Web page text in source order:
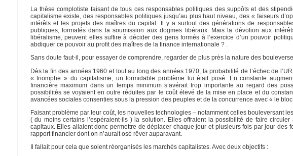
La thèse complotiste faisant de tous ces responsables politiques des suppôts et des
capitalisme existe, des responsables politiques jusqu’au plus haut niveau, des « faiseurs
intérêts et les projets des maîtres du capital. Il y a surtout des générations de
publiques, formatés dans la soumission aux dogmes libéraux. Mais la dévotion aux
libéralisme, peuvent elles suffire à décider des gens formés à l’exercice d’un pouvoir
abdiquer ce pouvoir au profit des maîtres de la finance internationale ? .
Sans doute faut-il, pour essayer de comprendre, regarder de plus près la nature des
Dès la fin des années 1960 et tout au long des années 1970, la probabilité de l’échec de
« triomphe » du capitalisme, un formidable problème lui était posé. En constante
financière maximum dans un temps minimum s’avérait trop importante au regard des
possibilités se voyaient en outre réduites par le coût élevé de la mise en place et du
avancées sociales consenties sous la pression des peuples et de la concurrence avec « le
Faisant problème par leur coût, les nouvelles technologies – notamment celles bouleversant
( du moins certains l’espéraient-ils ) la solution. Elles offraient la possibilité de faire
capitaux. Elles allaient donc permettre de déplacer chaque jour et plusieurs fois par jour des
rapport financier dont on n’aurait osé rêver auparavant.
Il fallait pour cela que soient réorganisés les marchés capitalistes. Avec deux objectifs :